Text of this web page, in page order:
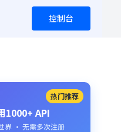
控制台
热门推荐
1000+ API
界 · 无需多次注册